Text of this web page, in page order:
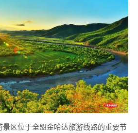
景区位于全盟金哈达旅游线路的重要节